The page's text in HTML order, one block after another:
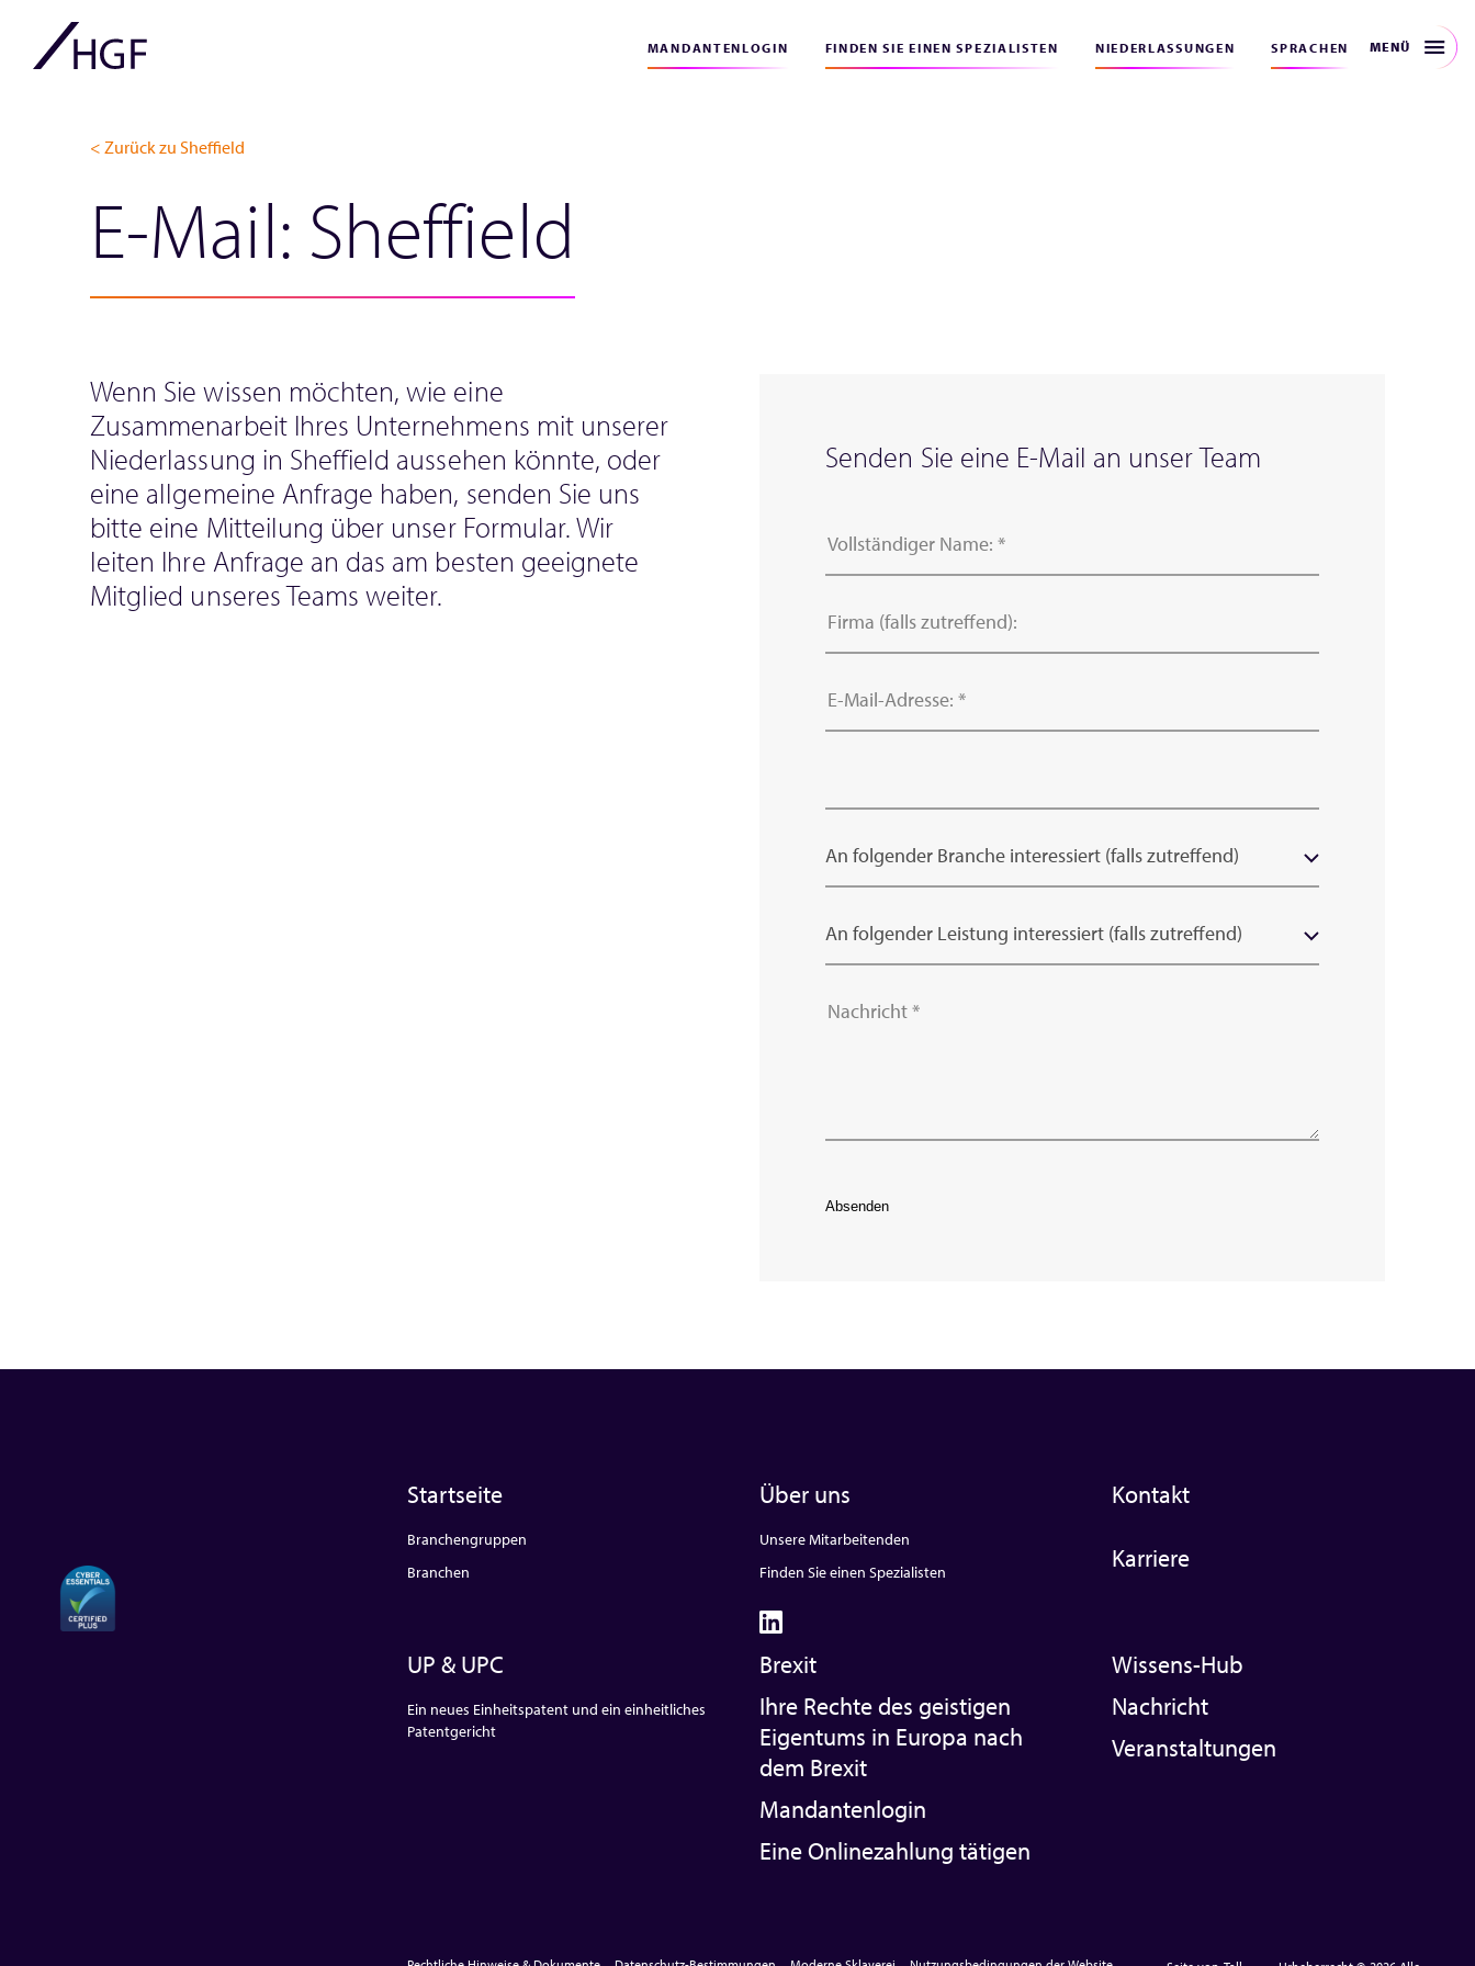
MANDANTENLOGIN FINDEN SIE EINEN SPEZIALISTEN NIEDERLASSUNGEN SPRACHEN MENÜ
< Zurück zu Sheffield
E-Mail: Sheffield
Wenn Sie wissen möchten, wie eine
Zusammenarbeit Ihres Unternehmens mit unserer
Niederlassung in Sheffield aussehen könnte, oder
eine allgemeine Anfrage haben, senden Sie uns
bitte eine Mitteilung über unser Formular. Wir
leiten Ihre Anfrage an das am besten geeignete
Mitglied unseres Teams weiter.
Senden Sie eine E-Mail an unser Team
Absenden
Startseite
Branchengruppen
Branchen
Über uns
Unsere Mitarbeitenden
Finden Sie einen Spezialisten
Kontakt
Karriere
UP & UPC
Ein neues Einheitspatent und ein einheitliches
Patentgericht
Brexit
Ihre Rechte des geistigen
Eigentums in Europa nach
dem Brexit
Mandantenlogin
Eine Onlinezahlung tätigen
Wissens-Hub
Nachricht
Veranstaltungen